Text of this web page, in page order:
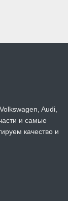
Audi,
и самые
качество и